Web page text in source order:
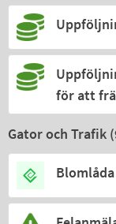
för att
Gator och Trafik (